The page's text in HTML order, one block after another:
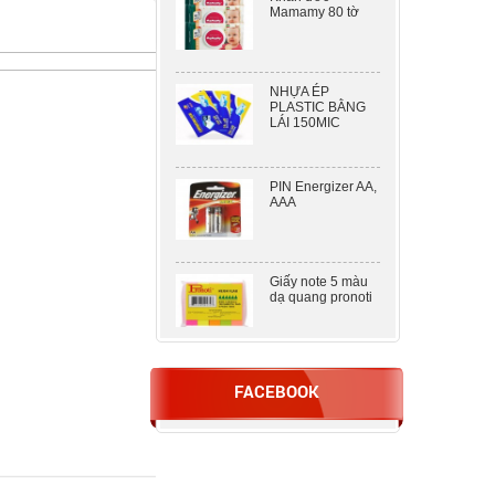
NHỰA ÉP
PLASTIC BẰNG
LÁI 150MIC
PIN Energizer AA,
AAA
Giấy note 5 màu
dạ quang pronoti
TRIO 938 ( 100
TỜ )
FACEBOOK